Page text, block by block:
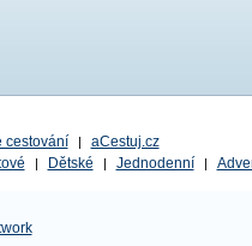
cestování |
aCestuj.cz
| Dětské | Jednodenní |